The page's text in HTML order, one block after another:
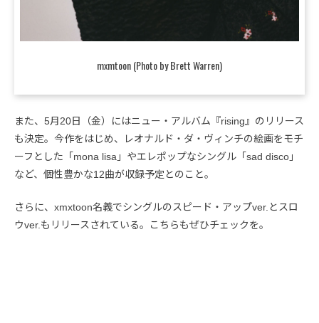
mxmtoon (Photo by Brett Warren)
また、5月20日（金）にはニュー・アルバム『rising』のリリース
も決定。今作をはじめ、レオナルド・ダ・ヴィンチの絵画をモチ
ーフとした「mona lisa」やエレポップなシングル「sad disco」
など、個性豊かな12曲が収録予定とのこと。
さらに、xmxtoon名義でシングルのスピード・アップver.とスロ
ウver.もリリースされている。こちらもぜひチェックを。